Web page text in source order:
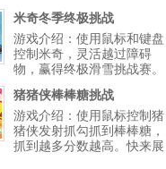
米奇冬季终极挑战
游戏介绍：使用鼠标和键盘
控制米奇，灵活越过障碍
物，赢得终极滑雪挑战赛。
猪猪侠棒棒糖挑战
游戏介绍：使用鼠标控制猪
猪侠发射抓勾抓到棒棒糖，
抓到越多分数越高。快来展